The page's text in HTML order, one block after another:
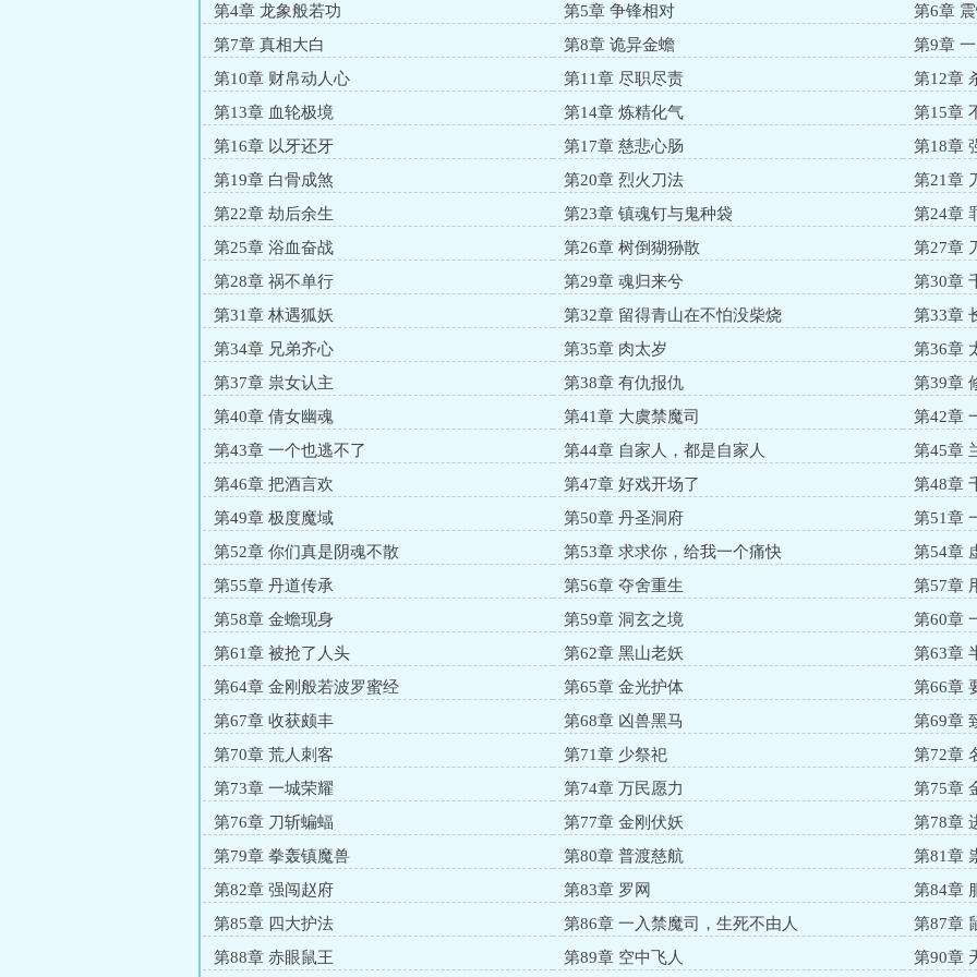
第4章 龙象般若功 第5章 争锋相对
第6章
第7章 真相大白
第8章 诡异金蟾
第9章
第10章 财帛动人心
第11章 尽职尽责
第12章
第13章 血轮极境
第14章 炼精化气
第15章
第16章 以牙还牙
第17章 慈悲心肠
第18章
第19章 白骨成煞
第20章 烈火刀法
第21章
第22章 劫后余生
第23章 镇魂钉与鬼种袋
第24章
第25章 浴血奋战
第26章 树倒猢狲散
第27章
第28章 祸不单行
第29章 魂归来兮
第30章
第31章 林遇狐妖
第32章 留得青山在不怕没柴烧
第33章
第34章 兄弟齐心
第35章 肉太岁
第36章
第37章 祟女认主
第38章 有仇报仇
第39章
第40章 倩女幽魂
第41章 大虞禁魔司
第42章
第43章 一个也逃不了
第44章 自家人，都是自家人
第45章
第46章 把酒言欢
第47章 好戏开场了
第48章
第49章 极度魔域
第50章 丹圣洞府
第51章
第52章 你们真是阴魂不散
第53章 求求你，给我一个痛快
第54章
第55章 丹道传承
第56章 夺舍重生
第57章
第58章 金蟾现身
第59章 洞玄之境
第60章
第61章 被抢了人头
第62章 黑山老妖
第63章
第64章 金刚般若波罗蜜经
第65章 金光护体
第66章
第67章 收获颇丰
第68章 凶兽黑马
第69章
第70章 荒人刺客
第71章 少祭祀
第72章
第73章 一城荣耀
第74章 万民愿力
第75章
第76章 刀斩蝙蝠
第77章 金刚伏妖
第78章
第79章 拳轰镇魔兽
第80章 普渡慈航
第81章
第82章 强闯赵府
第83章 罗网
第84章
第85章 四大护法
第86章 一入禁魔司，生死不由人
第87章
第88章 赤眼鼠王
第89章 空中飞人 第90章